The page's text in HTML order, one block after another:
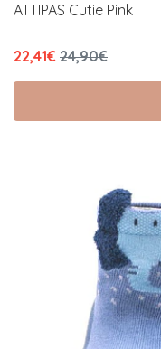
ATTIPAS Cutie Pink
22,41€ 24,90€